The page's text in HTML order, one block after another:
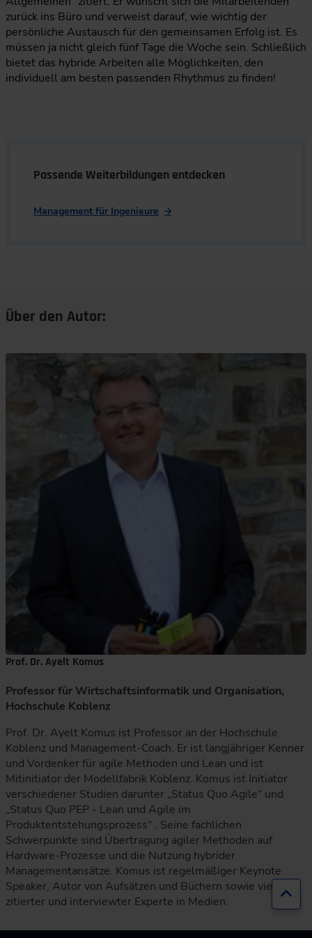
zurück ins Büro und verweist darauf, wie wichtig der
persönliche Austausch für den gemeinsamen Erfolg ist. Es
müssen ja nicht gleich fünf Tage die Woche sein. Schließlich
bietet das hybride Arbeiten alle Möglichkeiten, den
individuell am besten passenden Rhythmus zu finden!
Passende Weiterbildungen entdecken
Management für Ingenieure
Über den Autor:
Prof. Dr. Ayelt Komus
Professor für Wirtschaftsinformatik und Organisation,
Hochschule Koblenz
Prof. Dr. Ayelt Komus ist Professor an der Hochschule
Koblenz und Management-Coach. Er ist langjähriger Kenner
und Vordenker für agile Methoden und Lean und ist
Mitinitiator der Modellfabrik Koblenz. Komus ist Initiator
verschiedener Studien darunter „Status Quo Agile“ und
„Status Quo PEP - Lean und Agile im
Produktentstehungsprozess“ . Seine fachlichen
Schwerpunkte sind Übertragung agiler Methoden auf
Hardware-Prozesse und die Nutzung hybrider
Managementansätze. Komus ist regelmäßiger Keynote
Speaker, Autor von Aufsätzen und Büchern sowie vielfach
zitierter und interviewter Experte in Medien.